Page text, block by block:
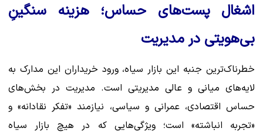
اشغال پست‌های حساس؛ هزینه سنگینِ
بی‌هویتی در مدیریت
خطرناک‌ترین جنبه این بازار سیاه، ورود خریداران این مدارک به
لایه‌های میانی و عالی مدیریتی است. مدیریت در بخش‌های
حساس اقتصادی، عمرانی و سیاسی، نیازمند «تفکر نقادانه» و
«تجربه انباشته» است؛ ویژگی‌هایی که در هیچ بازار سیاه